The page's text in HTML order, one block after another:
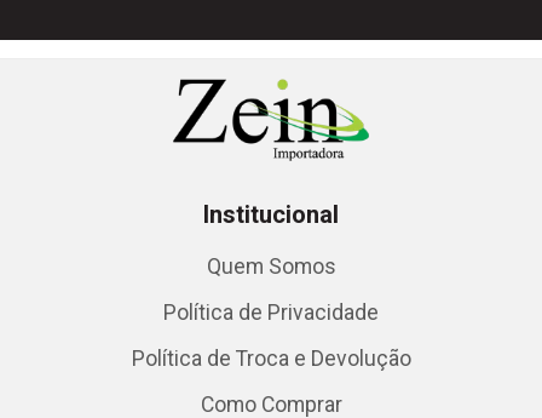
Institucional
Quem Somos
Política de Privacidade
Política de Troca e Devolução
Como Comprar